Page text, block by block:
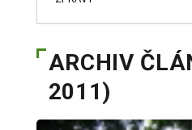
ARCHIV
2011)